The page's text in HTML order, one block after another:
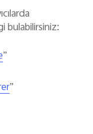
bulabilirsiniz:
”
”